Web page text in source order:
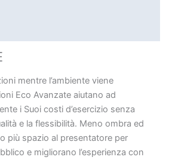
mentre l’ambiente viene
Eco Avanzate aiutano ad
i Suoi costi d’esercizio senza
e la flessibilità. Meno ombra ed
più spazio al presentatore per
e migliorano l’esperienza con